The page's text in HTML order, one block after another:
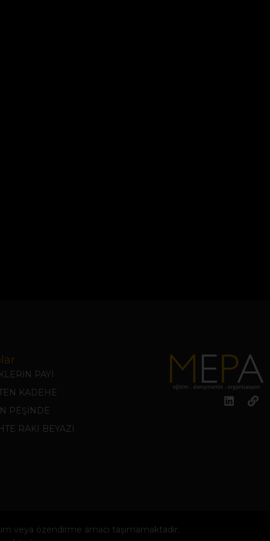
PAYI
KADEHE
PEŞİNDE
RAKI BEYAZI
veya özendirme amacı taşımamaktadır.